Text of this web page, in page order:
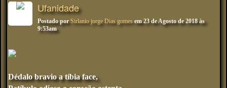
Ufanidade
Postado porSirlanio jorge Dias gomes em 23 de Agosto de 2018 às
9:53am
Dédalo bravio a tíbia face,